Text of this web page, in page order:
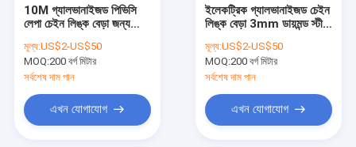
10M গ্যালভানাইজড পিভিসি
লেপা চেইন লিঙ্ক বেড়া জন্য
মূল্য:US$2-US$50
MOQ:200 বর্গ মিটার
সর্বশেষ দাম পান
এখন যোগাযোগ
ইলেকট্রিক গ্যালভানাইজড চেইন
লিঙ্ক বেড়া 3mm ডায়মন্ড স্টীল
মূল্য:US$2-US$50
MOQ:200 বর্গ মিটার
সর্বশেষ দাম পান
এখন যোগাযোগ